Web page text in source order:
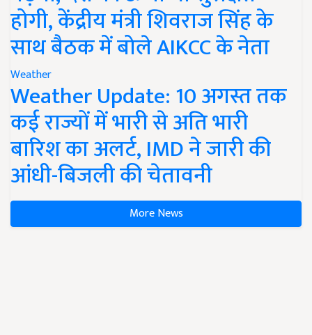
होगी, केंद्रीय मंत्री शिवराज सिंह के
साथ बैठक में बोले AIKCC के नेता
Weather
Weather Update: 10 अगस्त तक
कई राज्यों में भारी से अति भारी
बारिश का अलर्ट, IMD ने जारी की
आंधी-बिजली की चेतावनी
More News